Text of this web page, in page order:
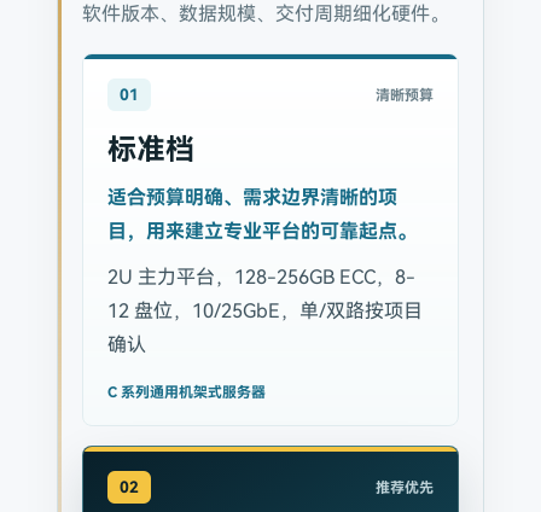
软件版本、数据规模、交付周期细化硬件。
01 清晰预算
标准档
适合预算明确、需求边界清晰的项
目，用来建立专业平台的可靠起点。
2U 主力平台，128-256GB ECC，8-
12 盘位，10/25GbE，单/双路按项目
确认
C 系列通用机架式服务器
02 推荐优先